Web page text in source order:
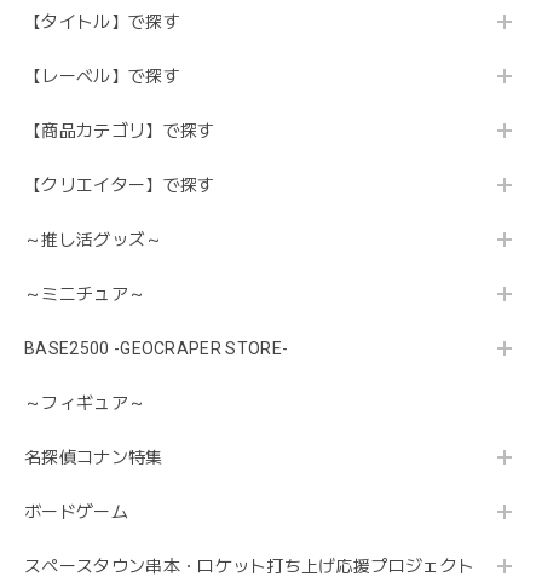
【タイトル】で探す
【レーベル】で探す
【商品カテゴリ】で探す
【クリエイター】で探す
～推し活グッズ～
～ミニチュア～
BASE2500 -GEOCRAPER STORE-
～フィギュア～
名探偵コナン特集
ボードゲーム
スペースタウン串本・ロケット打ち上げ応援プロジェクト